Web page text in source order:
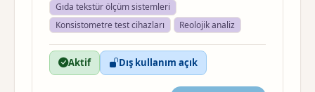
Gıda tekstür ölçüm sistemleri
Konsistometre test cihazları
Reolojik analiz
Aktif Dış kullanım açık